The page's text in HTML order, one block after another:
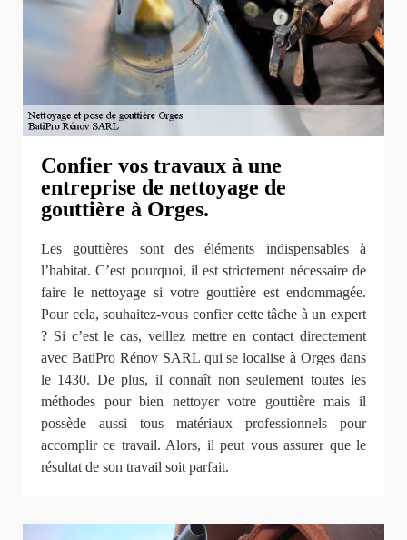
Confier vos travaux à une
entreprise de nettoyage de
gouttière à Orges.
Les gouttières sont des éléments indispensables à
l’habitat. C’est pourquoi, il est strictement nécessaire de
faire le nettoyage si votre gouttière est endommagée.
Pour cela, souhaitez-vous confier cette tâche à un expert
? Si c’est le cas, veillez mettre en contact directement
avec BatiPro Rénov SARL qui se localise à Orges dans
le 1430. De plus, il connaît non seulement toutes les
méthodes pour bien nettoyer votre gouttière mais il
possède aussi tous matériaux professionnels pour
accomplir ce travail. Alors, il peut vous assurer que le
résultat de son travail soit parfait.